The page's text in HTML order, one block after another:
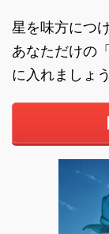
星を味方につ
あなただけの
に入れましょう